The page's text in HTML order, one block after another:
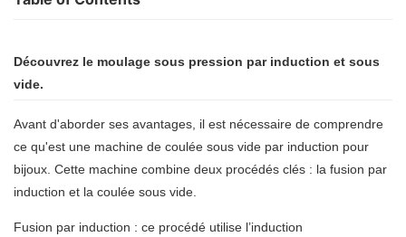
Découvrez le moulage sous pression par induction et sous
vide.
Avant d'aborder ses avantages, il est nécessaire de comprendre
ce qu'est une machine de coulée sous vide par induction pour
bijoux. Cette machine combine deux procédés clés : la fusion par
induction et la coulée sous vide.
Fusion par induction : ce procédé utilise l’induction